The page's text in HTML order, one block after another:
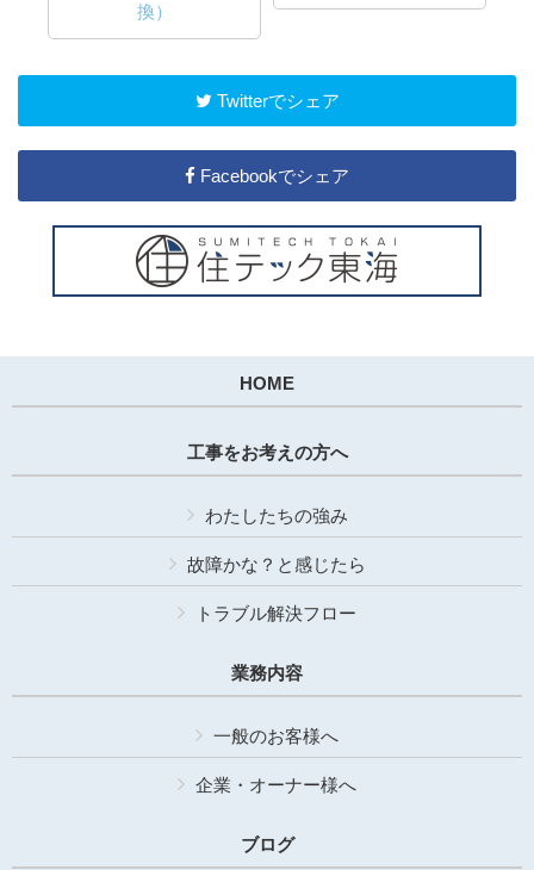
換）
Twitterでシェア
Facebookでシェア
HOME
工事をお考えの方へ
わたしたちの強み
故障かな？と感じたら
トラブル解決フロー
業務内容
一般のお客様へ
企業・オーナー様へ
ブログ